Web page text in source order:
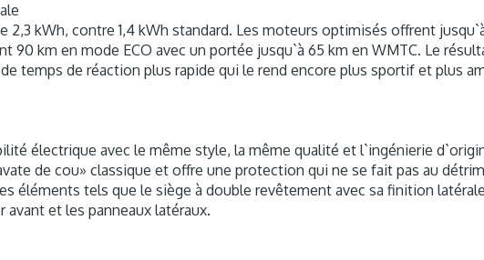
2,3 kWh, contre 1,4 kWh standard. Les moteurs optimisés offrent
km en mode ECO avec un portée jusqu`à 65 km en WMTC. Le
temps de réaction plus rapide qui le rend encore plus sportif et plus
électrique avec le même style, la même qualité et l`ingénierie
de cou» classique et offre une protection qui ne se fait pas au
éléments tels que le siège à double revêtement avec sa finition
et les panneaux latéraux.